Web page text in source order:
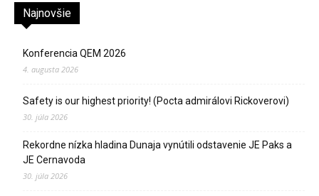
Najnovšie
Konferencia QEM 2026
4. augusta 2026
Safety is our highest priority! (Pocta admirálovi Rickoverovi)
30. júla 2026
Rekordne nízka hladina Dunaja vynútili odstavenie JE Paks a
JE Cernavoda
30. júla 2026